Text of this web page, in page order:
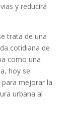
y reducirá
trata de una
cotidiana de
como una
hoy se
mejorar la
urbana al